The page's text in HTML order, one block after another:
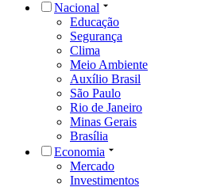
Nacional
Educação
Segurança
Clima
Meio Ambiente
Auxílio Brasil
São Paulo
Rio de Janeiro
Minas Gerais
Brasília
Economia
Mercado
Investimentos